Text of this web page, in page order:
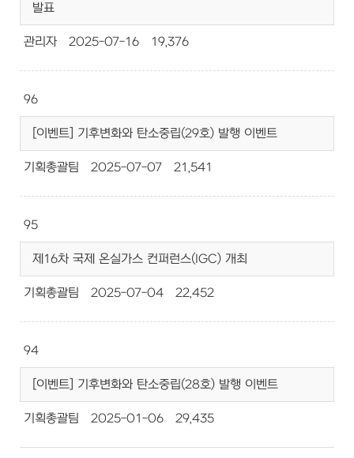
발표
관리자 2025-07-16 19,376
96
[이벤트] 기후변화와 탄소중립(29호) 발행 이벤트
기획총괄팀 2025-07-07 21,541
95
제16차 국제 온실가스 컨퍼런스(IGC) 개최
기획총괄팀 2025-07-04 22,452
94
[이벤트] 기후변화와 탄소중립(28호) 발행 이벤트
기획총괄팀 2025-01-06 29,435